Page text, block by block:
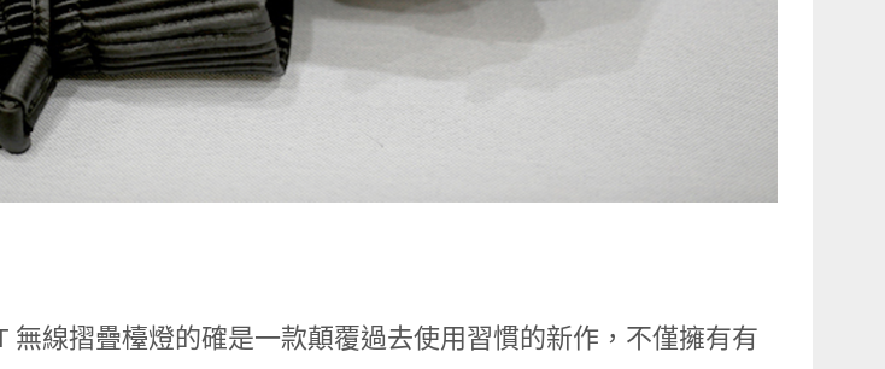
無線摺疊檯燈的確是一款顛覆過去使用習慣的新作，不僅擁有有